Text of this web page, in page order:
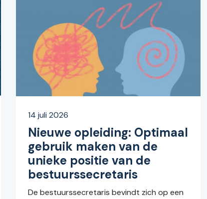
Nieuwe opleiding: Optimaal
gebruik maken van de
unieke positie van de
bestuurssecretaris
14 juli 2026
De bestuurssecretaris bevindt zich op een